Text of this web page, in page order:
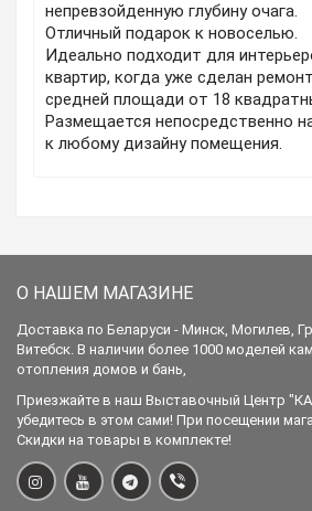
непревзойденную глубину очага.
Отличный подарок к новоселью.
Идеально подходит для
квартир, когда уже сделан
средней площади от 18
Размещается непосредственно
к любому дизайну помещения.
О НАШЕМ МАГАЗИНЕ
Доставка по Беларуси - Минск, Могилев,
Витебск. В наличии более 1000 моделей
отопления домов и бань,
Приезжайте в наш Выставочный Центр
убедитесь в этом сами! При посещении
Скидки на товары в комплекте!